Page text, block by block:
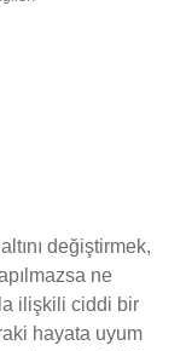
değiştirmek,
ne
ilişkili ciddi bir
hayata uyum